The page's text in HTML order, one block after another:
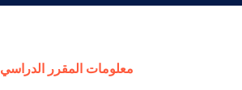
معلومات المقرر الدراسي